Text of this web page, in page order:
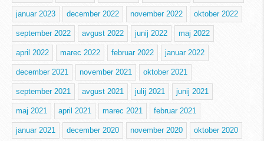
januar 2023 december 2022 november 2022 oktober 2022
september 2022 avgust 2022 junij 2022 maj 2022
april 2022 marec 2022 februar 2022 januar 2022
december 2021 november 2021 oktober 2021
september 2021 avgust 2021 julij 2021 junij 2021
maj 2021 april 2021 marec 2021 februar 2021
januar 2021 december 2020 november 2020 oktober 2020